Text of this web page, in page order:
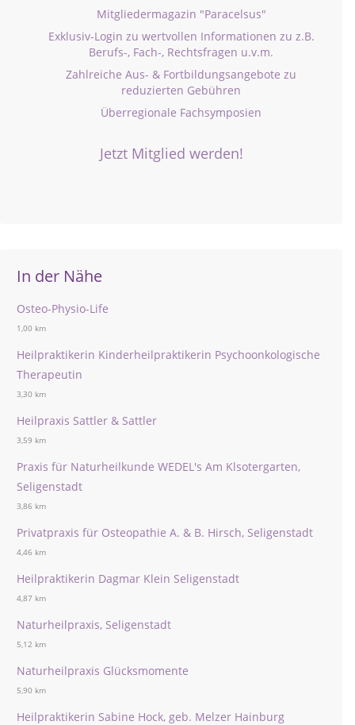
Mitgliedermagazin "Paracelsus"
Exklusiv-Login zu wertvollen Informationen zu z.B.
Berufs-, Fach-, Rechtsfragen u.v.m.
Zahlreiche Aus- & Fortbildungsangebote zu
reduzierten Gebühren
Überregionale Fachsymposien
Jetzt Mitglied werden!
In der Nähe
Osteo-Physio-Life
1,00 km
Heilpraktikerin Kinderheilpraktikerin Psychoonkologische
Therapeutin
3,30 km
Heilpraxis Sattler & Sattler
3,59 km
Praxis für Naturheilkunde WEDEL's Am Klsotergarten,
Seligenstadt
3,86 km
Privatpraxis für Osteopathie A. & B. Hirsch, Seligenstadt
4,46 km
Heilpraktikerin Dagmar Klein Seligenstadt
4,87 km
Naturheilpraxis, Seligenstadt
5,12 km
Naturheilpraxis Glücksmomente
5,90 km
Heilpraktikerin Sabine Hock, geb. Melzer Hainburg